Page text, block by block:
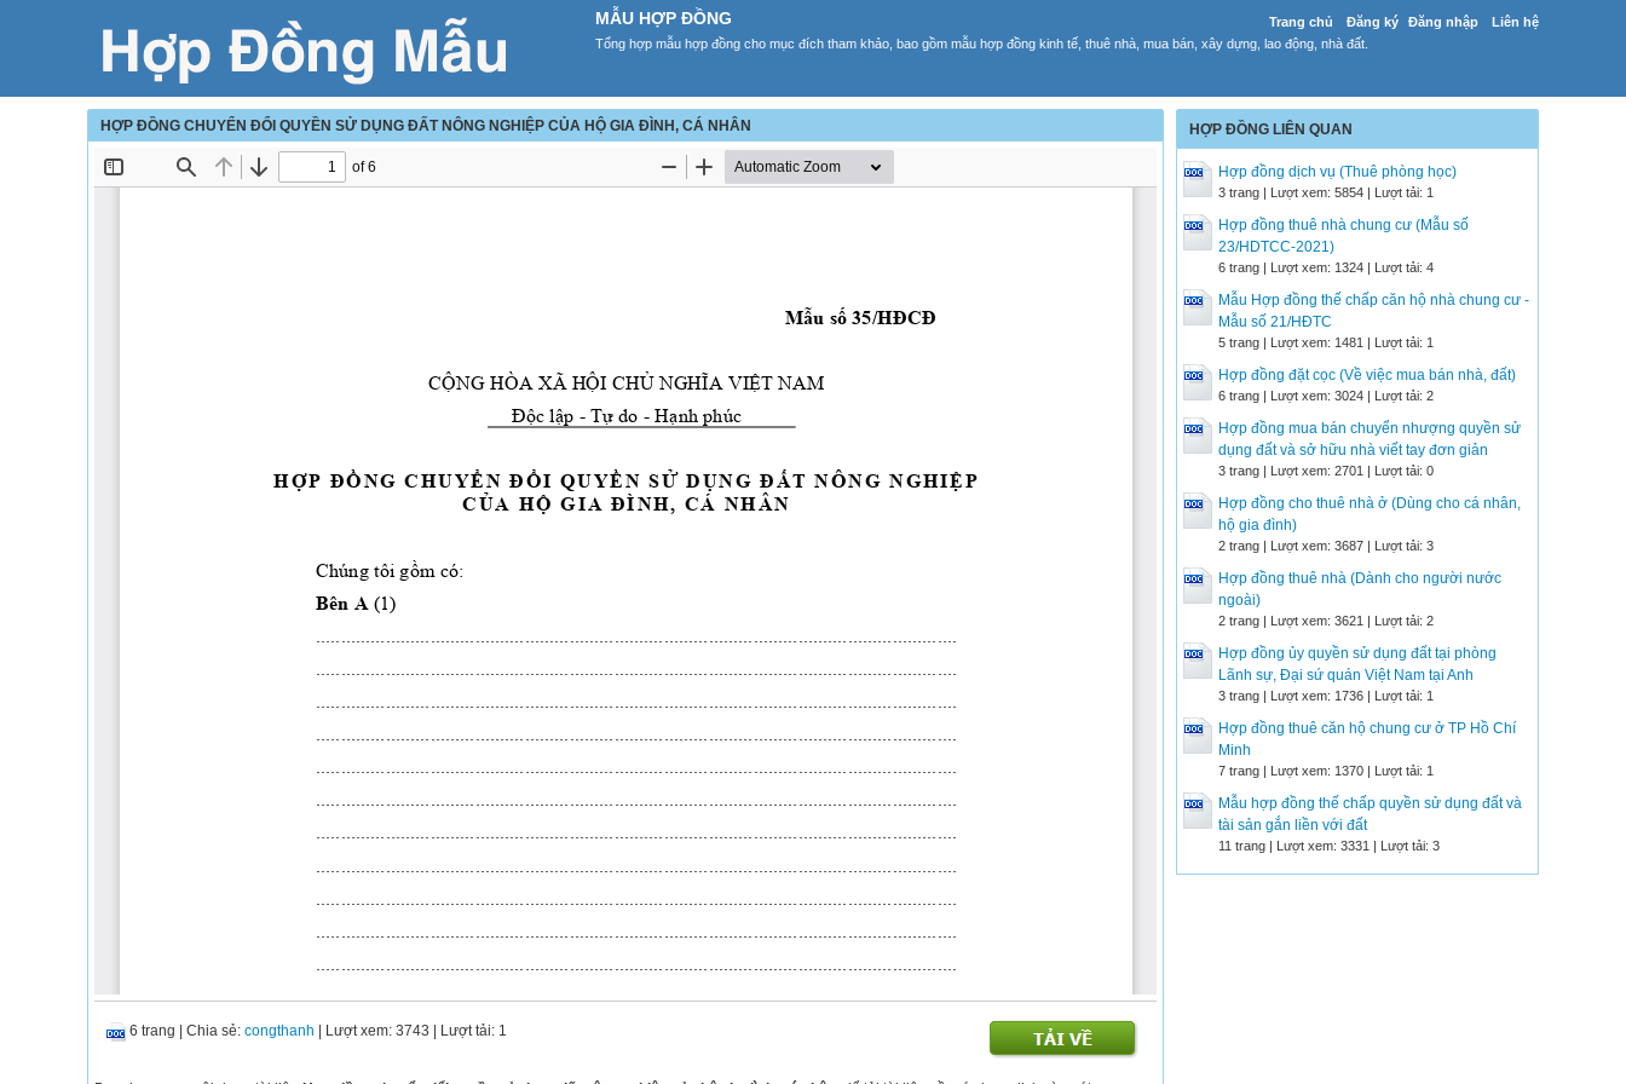
Trang chủ Đăng ký Đăng nhập Liên hệ
MẪU HỢP ĐỒNG
Tổng hợp mẫu hợp đồng cho mục đích tham khảo, bao gồm mẫu hợp đồng kinh tế, thuê nhà, mua bán, xây dựng, lao động, nhà đất.
HỢP ĐỒNG CHUYỂN ĐỔI QUYỀN SỬ DỤNG ĐẤT NÔNG NGHIỆP CỦA HỘ GIA ĐÌNH, CÁ NHÂN
6 trang Chia sẻ: congthanh | Lượt xem: 3743 | Lượt tải: 1
HỢP ĐỒNG LIÊN QUAN
Hợp đồng dịch vụ (Thuê phòng học)
3 trang | Lượt xem: 5854 | Lượt tải: 1
Hợp đồng thuê nhà chung cư (Mẫu số
23/HDTCC-2021)
6 trang | Lượt xem: 1324 | Lượt tải: 4
Mẫu Hợp đồng thế chấp căn hộ nhà chung cư -
Mẫu số 21/HĐTC
5 trang | Lượt xem: 1481 | Lượt tải: 1
Hợp đồng đặt cọc (Về việc mua bán nhà, đất)
6 trang | Lượt xem: 3024 | Lượt tải: 2
Hợp đồng mua bán chuyển nhượng quyền sử
dụng đất và sở hữu nhà viết tay đơn giản
3 trang | Lượt xem: 2701 | Lượt tải: 0
Hợp đồng cho thuê nhà ở (Dùng cho cá nhân,
hộ gia đình)
2 trang | Lượt xem: 3687 | Lượt tải: 3
Hợp đồng thuê nhà (Dành cho người nước
ngoài)
2 trang | Lượt xem: 3621 | Lượt tải: 2
Hợp đồng ủy quyền sử dụng đất tại phòng
Lãnh sự, Đại sứ quán Việt Nam tại Anh
3 trang | Lượt xem: 1736 | Lượt tải: 1
Hợp đồng thuê căn hộ chung cư ở TP Hồ Chí
Minh
7 trang | Lượt xem: 1370 | Lượt tải: 1
Mẫu hợp đồng thế chấp quyền sử dụng đất và
tài sản gắn liền với đất
11 trang | Lượt xem: 3331 | Lượt tải: 3